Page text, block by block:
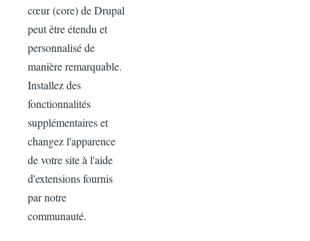
cœur (core) de Drupal
peut être étendu et
personnalisé de
manière remarquable.
Installez des
fonctionnalités
supplémentaires et
changez l'apparence
de votre site à l'aide
d'extensions fournis
par notre
communauté.